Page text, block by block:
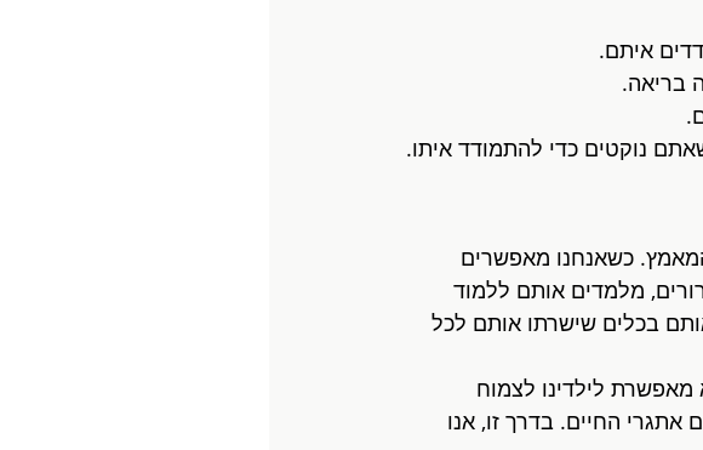
איתם.
בריאה.
נוקטים כדי להתמודד איתו.
כשאנחנו מאפשרים
מלמדים אותם ללמוד
בכלים שישרתו אותם לכל
מאפשרת לילדינו לצמוח
החיים. בדרך זו, אנו